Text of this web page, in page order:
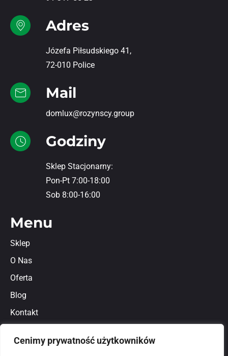
Cenimy prywatność użytkowników
Adres
Józefa Piłsudskiego 41,
72-010 Police
Mail
domlux@rozynscy.group
Godziny
Sklep Stacjonarny:
Pon-Pt 7:00-18:00
Sob 8:00-16:00
Menu
Sklep
O Nas
Oferta
Blog
Kontakt
Polityka prywatności